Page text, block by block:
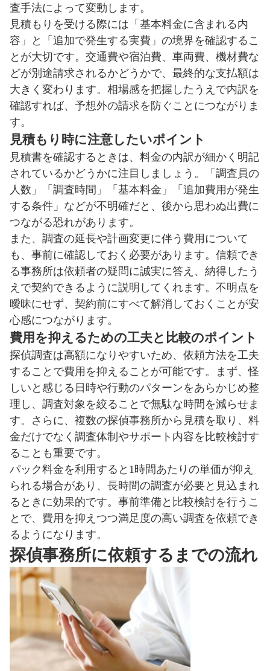
査手法によって変動します。
見積もりを受ける際には「基本料金に含まれる内
容」と「追加で発生する実費」の境界を確認するこ
とが大切です。交通費や宿泊費、車両費、機材費な
どが別途請求されるかどうかで、最終的な支払額は
大きく変わります。相場感を把握したうえで内訳を
確認すれば、予想外の請求を防ぐことにつながりま
す。
見積もり時に注意したいポイント
見積書を確認するときは、料金の内訳が細かく明記
されているかどうかに注目しましょう。「調査員の
人数」「調査時間」「基本料金」「追加費用が発生
する条件」などが不明確だと、後から思わぬ出費に
つながる恐れがあります。
また、調査の延長や計画変更に伴う費用について
も、事前に確認しておく必要があります。信頼でき
る事務所は依頼者の疑問に誠実に答え、納得したう
えで契約できるように説明してくれます。不明点を
曖昧にせず、契約前にすべて解消しておくことが安
心感につながります。
費用を抑えるための工夫と比較のポイント
探偵調査は高額になりやすいため、依頼方法を工夫
することで費用を抑えることが可能です。まず、怪
しいと感じる日時や行動のパターンをあらかじめ整
理し、調査対象を絞ることで無駄な時間を減らせま
す。さらに、複数の探偵事務所から見積を取り、料
金だけでなく調査体制やサポート内容を比較検討す
ることも重要です。
パック料金を利用すると1時間あたりの単価が抑え
られる場合があり、長時間の調査が必要と見込まれ
るときに効果的です。事前準備と比較検討を行うこ
とで、費用を抑えつつ満足度の高い調査を依頼でき
るようになります。
探偵事務所に依頼するまでの流れ